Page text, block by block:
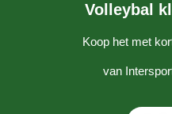
Volleybal
Koop het met
van